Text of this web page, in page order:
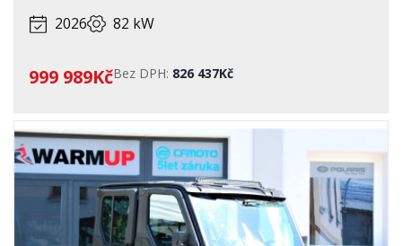
2026 82 kW
999 989KčBez DPH: 826 437Kč